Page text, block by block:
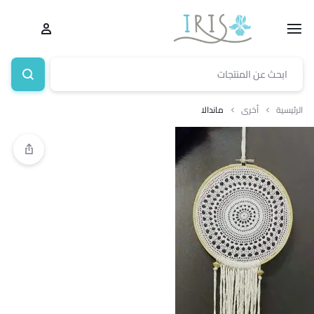
الرئيسية أخرى ماندالا